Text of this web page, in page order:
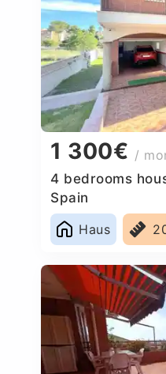
1 300€ /
4 bedrooms
Spain
Haus